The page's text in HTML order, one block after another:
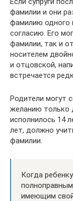
фамилии и они
фамилию одного
согласию. Его
фамилии, так и
носителем
и отцовской,
встречается
Родители могут
желанию только
исполнилось 14
лет, должно
фамилии.
Когда
имеющим